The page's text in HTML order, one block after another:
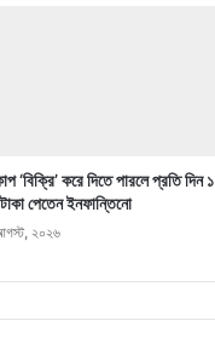
‘বিক্রি’ করে দিতে পারলে প্রতি দিন ১
পেতেন ইনফান্তিনো
২০২৬